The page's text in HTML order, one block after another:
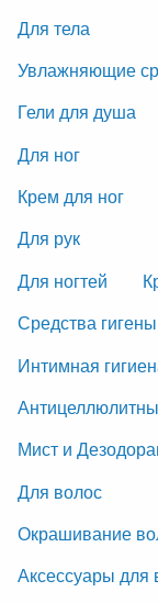
Для тела
Увлажняющие
Гели для душа
Для ног
Крем для ног
Для рук
Для ногтей
Средства гигены
Интимная
Мист и
Для волос
Окрашивание
Аксессуары для